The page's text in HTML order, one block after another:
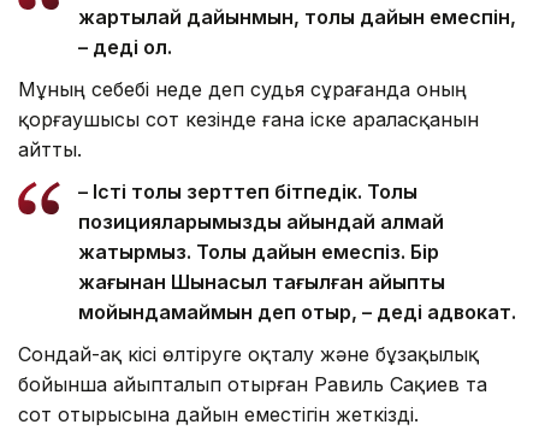
жартылай дайынмын, толық дайын емеспін,
– деді ол.
Мұның себебі неде деп судья сұрағанда оның
қорғаушысы сот кезінде ғана іске араласқанын
айтты.
– Істі толық зерттеп бітпедік. Толық
позицияларымызды айқындай алмай
жатырмыз. Толық дайын емеспіз. Бір
жағынан Шынасыл тағылған айыпты
мойындамаймын деп отыр, – деді адвокат.
Сондай-ақ кісі өлтіруге оқталу және бұзақылық
бойынша айыпталып отырған Равиль Сақиев та
сот отырысына дайын еместігін жеткізді.